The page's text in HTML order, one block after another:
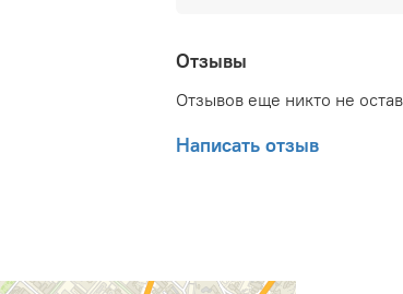
Глубина упаковки
документ: Гарантийный
Отзывы
Отзывов еще никто не
Написать отзыв